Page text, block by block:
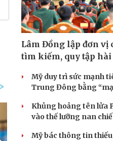
Lâm Đồng lập đơn vị
tìm kiếm, quy tập
Mỹ duy trì sức mạnh
Trung Đông bằng
Khủng hoảng tên lửa
vào thế lưỡng nan
Mỹ bác thông tin